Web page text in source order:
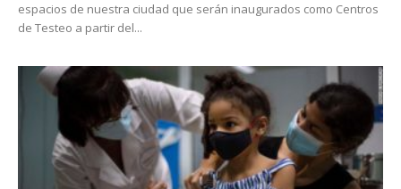
espacios de nuestra ciudad que serán inaugurados como Centros
de Testeo a partir del...